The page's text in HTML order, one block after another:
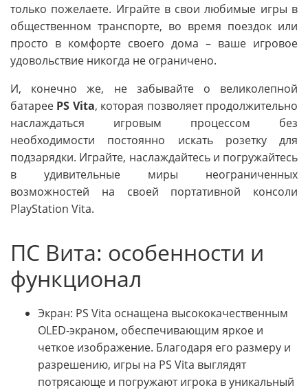
только пожелаете. Играйте в свои любимые игры в
общественном транспорте, во время поездок или
просто в комфорте своего дома – ваше игровое
удовольствие никогда не ограничено.
И, конечно же, не забывайте о великолепной
батарее PS Vita, которая позволяет продолжительно
наслаждаться игровым процессом без
необходимости постоянно искать розетку для
подзарядки. Играйте, наслаждайтесь и погружайтесь
в удивительные миры неограниченных
возможностей на своей портативной консоли
PlayStation Vita.
ПС Вита: особенности и
функционал
Экран: PS Vita оснащена высококачественным
OLED-экраном, обеспечивающим яркое и
четкое изображение. Благодаря его размеру и
разрешению, игры на PS Vita выглядят
потрясающе и погружают игрока в уникальный